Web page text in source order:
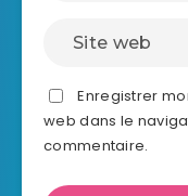
Enregistrer
web dans le
commentaire.